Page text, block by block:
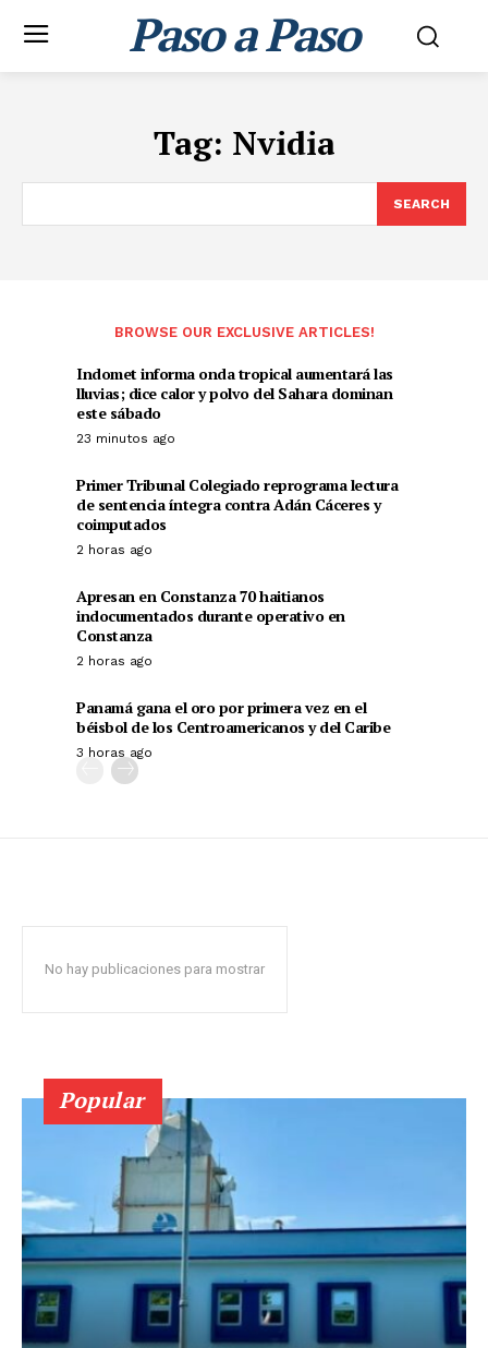
Paso a Paso
Tag: Nvidia
SEARCH
BROWSE OUR EXCLUSIVE ARTICLES!
Indomet informa onda tropical aumentará las
lluvias; dice calor y polvo del Sahara dominan
este sábado
23 minutos ago
Primer Tribunal Colegiado reprograma lectura
de sentencia íntegra contra Adán Cáceres y
coimputados
2 horas ago
Apresan en Constanza 70 haitianos
indocumentados durante operativo en
Constanza
2 horas ago
Panamá gana el oro por primera vez en el
béisbol de los Centroamericanos y del Caribe
3 horas ago
No hay publicaciones para mostrar
Popular